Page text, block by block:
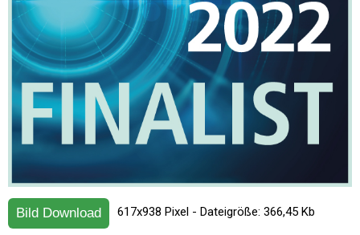
Bild Download 617x938 Pixel - Dateigröße: 366,45 Kb